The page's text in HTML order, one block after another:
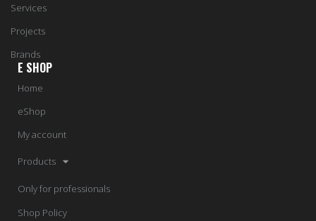
Services
Projects
Brands
E SHOP
Home
eShop
My account
Products
Only for professionals
Shop Policy